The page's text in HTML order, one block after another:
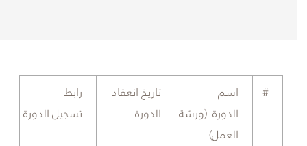
​#
​اسم
الدورة (ورشة
العمل)
​تاريخ انعقاد
الدورة
​رابط
تسجيل الدورة